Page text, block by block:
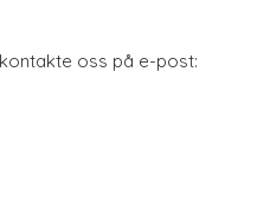
oss på e-post: